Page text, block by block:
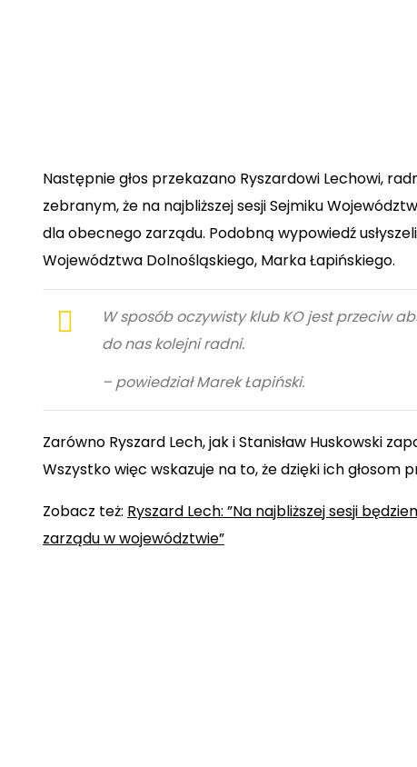
Następnie głos przekazano Ryszardowi Lechowi,
zebranym, że na najbliższej sesji Sejmiku
dla obecnego zarządu. Podobną wypowiedź
Województwa Dolnośląskiego, Marka Łapińskiego.
W sposób oczywisty klub KO jest przeciw
do nas kolejni radni.
– powiedział Marek Łapiński.
Zarówno Ryszard Lech, jak i Stanisław Huskowski
Wszystko więc wskazuje na to, że dzięki ich głosom
Zobacz też: Ryszard Lech: ”Na najbliższej sesji
zarządu w województwie”